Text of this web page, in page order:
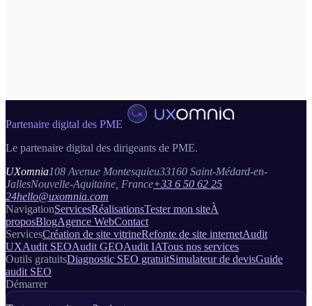
Partenaire digital des PME
Le partenaire digital des dirigeants de PME.
UXomnia108 Avenue Montesquieu33160 Saint-Médard-en-
JallesNouvelle-Aquitaine, France+33 6 50 62 25
24hello@uxomnia.com
NavigationServicesRéalisationsTester mon siteÀ
proposBlogAgence WebContact
ServicesCréation de site vitrineRefonte de site internetAudit
UXAudit SEOAudit GEOAudit IATous nos services
Outils gratuitsDiagnostic SEO gratuitSimulateur de devisGuide
audit SEO
Démarrer